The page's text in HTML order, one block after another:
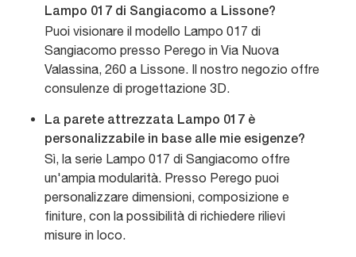
Lampo 017 di Sangiacomo a Lissone?
Puoi visionare il modello Lampo 017 di
Sangiacomo presso Perego in Via Nuova
Valassina, 260 a Lissone. Il nostro negozio offre
consulenze di progettazione 3D.
La parete attrezzata Lampo 017 è
personalizzabile in base alle mie esigenze?
Sì, la serie Lampo 017 di Sangiacomo offre
un'ampia modularità. Presso Perego puoi
personalizzare dimensioni, composizione e
finiture, con la possibilità di richiedere rilievi
misure in loco.